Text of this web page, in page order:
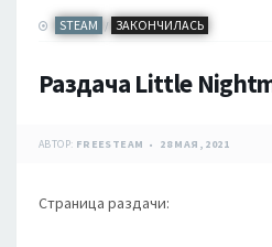
STEAM / ЗАКОНЧИЛАСЬ
Раздача Little
АВТОР: FREESTEAM 28 МАЯ, 2021
Страница раздачи: